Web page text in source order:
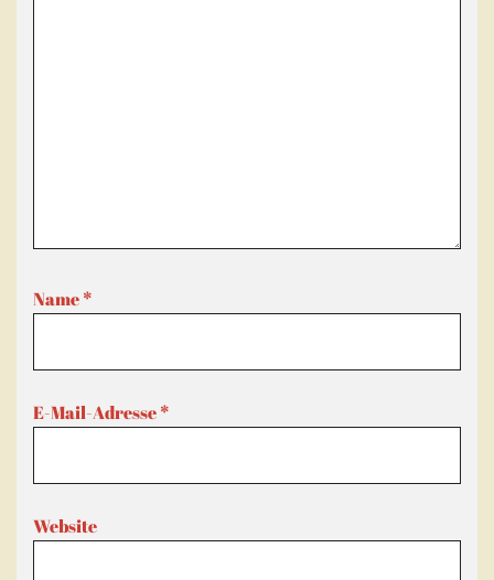
Name*
E-Mail-Adresse*
Website